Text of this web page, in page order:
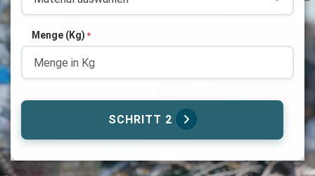
Menge (Kg) *
SCHRITT 2